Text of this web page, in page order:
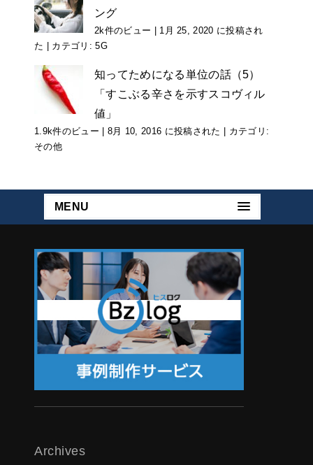
ング
2k件のビュー | 1月 25, 2020 に投稿され
た | カテゴリ:5G
知ってためになる単位の話（5）
「すこぶる辛さを示すスコヴィル
値」
1.9k件のビュー | 8月 10, 2016 に投稿された | カテゴリ:
その他
MENU
Archives